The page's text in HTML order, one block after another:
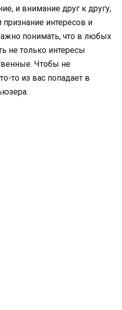
и внимание друг к другу,
признание интересов и
понимать, что в любых
не только интересы
Чтобы не
то из вас попадает в